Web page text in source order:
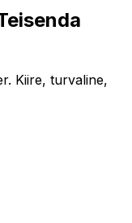
Kiire, turvaline,